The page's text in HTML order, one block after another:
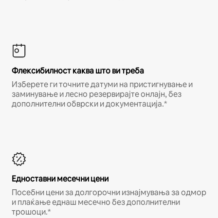
Флексибилност каква што ви треба
Изберете ги точните датуми на пристигнување и
заминување и лесно резервирајте онлајн, без
дополнителни обврски и документација.*
Едноставни месечни цени
Посебни цени за долгорочни изнајмувања за одмор
и плаќање еднаш месечно без дополнителни
трошоци.*